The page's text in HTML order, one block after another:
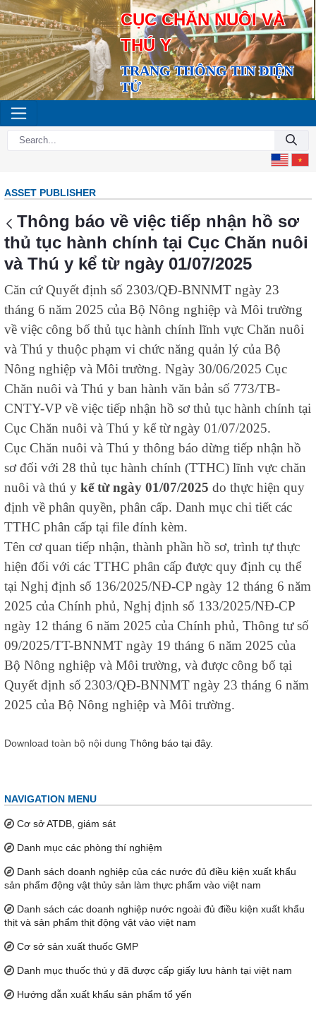
CỤC CHĂN NUÔI VÀ
THÚ Y
TRANG THÔNG TIN ĐIỆN
TỬ
ASSET PUBLISHER
Thông báo về việc tiếp nhận hồ sơ
thủ tục hành chính tại Cục Chăn nuôi
và Thú y kể từ ngày 01/07/2025
Căn cứ Quyết định số 2303/QĐ-BNNMT ngày 23
tháng 6 năm 2025 của Bộ Nông nghiệp và Môi trường
về việc công bố thủ tục hành chính lĩnh vực Chăn nuôi
và Thú y thuộc phạm vi chức năng quản lý của Bộ
Nông nghiệp và Môi trường. Ngày 30/06/2025 Cục
Chăn nuôi và Thú y ban hành văn bản số 773/TB-
CNTY-VP về việc tiếp nhận hồ sơ thủ tục hành chính tại
Cục Chăn nuôi và Thú y kể từ ngày 01/07/2025.
Cục Chăn nuôi và Thú y thông báo dừng tiếp nhận hồ
sơ đối với 28 thủ tục hành chính (TTHC) lĩnh vực chăn
nuôi và thú y kể từ ngày 01/07/2025 do thực hiện quy
định về phân quyền, phân cấp. Danh mục chi tiết các
TTHC phân cấp tại file đính kèm.
Tên cơ quan tiếp nhận, thành phần hồ sơ, trình tự thực
hiện đối với các TTHC phân cấp được quy định cụ thể
tại Nghị định số 136/2025/NĐ-CP ngày 12 tháng 6 năm
2025 của Chính phủ, Nghị định số 133/2025/NĐ-CP
ngày 12 tháng 6 năm 2025 của Chính phủ, Thông tư số
09/2025/TT-BNNMT ngày 19 tháng 6 năm 2025 của
Bộ Nông nghiệp và Môi trường, và được công bố tại
Quyết định số 2303/QĐ-BNNMT ngày 23 tháng 6 năm
2025 của Bộ Nông nghiệp và Môi trường.
Download toàn bộ nội dung Thông báo tại đây.
NAVIGATION MENU
Cơ sở ATDB, giám sát
Danh mục các phòng thí nghiệm
Danh sách doanh nghiệp của các nước đủ điều kiện xuất khẩu
sản phẩm động vật thủy sản làm thực phẩm vào việt nam
Danh sách các doanh nghiệp nước ngoài đủ điều kiện xuất khẩu
thịt và sản phẩm thịt động vật vào việt nam
Cơ sở sản xuất thuốc GMP
Danh mục thuốc thú y đã được cấp giấy lưu hành tại việt nam
Hướng dẫn xuất khẩu sản phẩm tổ yến